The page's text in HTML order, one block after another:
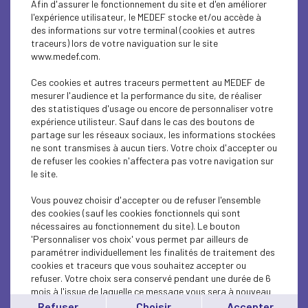
ECONOMY
ECONOMY
RESEARCH/INNOVATION
INTERNATIONAL - EUROPE
RESEARCH/INNOVATION
RESEARCH/INNOVATION
RESEARCH/INNOVATION
RESEARCH/INNOVATION
INTERNATIONAL - EUROPE
Afin d'assurer le fonctionnement du site et d'en améliorer
l'expérience utilisateur, le MEDEF stocke et/ou accède à
des informations sur votre terminal (cookies et autres
traceurs) lors de votre naviguation sur le site
www.medef.com.
Ces cookies et autres traceurs permettent au MEDEF de
mesurer l'audience et la performance du site, de réaliser
des statistiques d'usage ou encore de personnaliser votre
expérience utilisteur. Sauf dans le cas des boutons de
partage sur les réseaux sociaux, les informations stockées
ne sont transmises à aucun tiers. Votre choix d'accepter ou
de refuser les cookies n'affectera pas votre navigation sur
le site.
Vous pouvez choisir d'accepter ou de refuser l'ensemble
des cookies (sauf les cookies fonctionnels qui sont
nécessaires au fonctionnement du site). Le bouton
'Personnaliser vos choix' vous permet par ailleurs de
paramétrer individuellement les finalités de traitement des
cookies et traceurs que vous souhaitez accepter ou
refuser. Votre choix sera conservé pendant une durée de 6
mois à l'issue de laquelle ce message vous sera à nouveau
affiché..